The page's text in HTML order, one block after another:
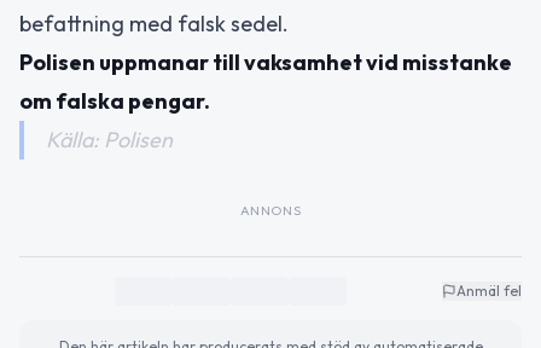
befattning med falsk sedel.
Polisen uppmanar till vaksamhet vid misstanke
om falska pengar.
Källa: Polisen
ANNONS
Anmäl fel